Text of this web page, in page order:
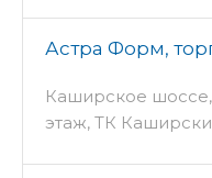
Астра Форм,
Каширское шоссе,
этаж, ТК